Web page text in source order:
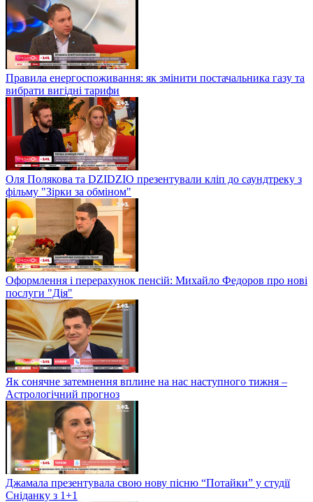
Правила енергоспоживання: як змінити постачальника газу та
вибрати вигідні тарифи
Оля Полякова та DZIDZIO презентували кліп до саундтреку з
фільму "Зірки за обміном"
Оформлення і перерахунок пенсій: Михайло Федоров про нові
послуги "Дія"
Як сонячне затемнення вплине на нас наступного тижня –
Астрологічний прогноз
Джамала презентувала свою нову пісню “Потайки” у студії
Сніданку з 1+1